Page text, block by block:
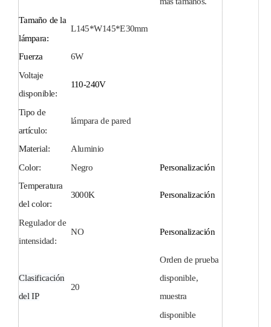
Tamaño de la
lámpara:
L145*W145*E30mm
Fuerza 6W
Voltaje
disponible:
110-240V
Tipo de
artículo:
lámpara de pared
Material:
Aluminio
Color:
Negro Personalización
Temperatura
del color:
3000K Personalización
Regulador de
intensidad:
NO Personalización
Clasificación
del IP
20
Orden de prueba
disponible,
muestra
disponible